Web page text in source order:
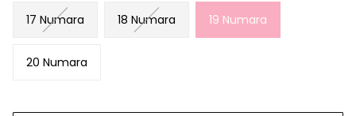
17 Numara 18 Numara 19 Numara
20 Numara